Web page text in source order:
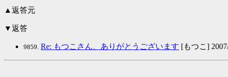
▲返答元
▼返答
9859. Re: もつこさん、ありがとうございます [もつこ]